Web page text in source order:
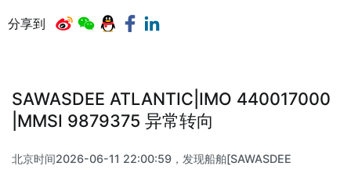
分享到
SAWASDEE ATLANTIC|IMO 440017000
|MMSI 9879375 异常转向
北京时间2026-06-11 22:00:59，发现船舶[SAWASDEE